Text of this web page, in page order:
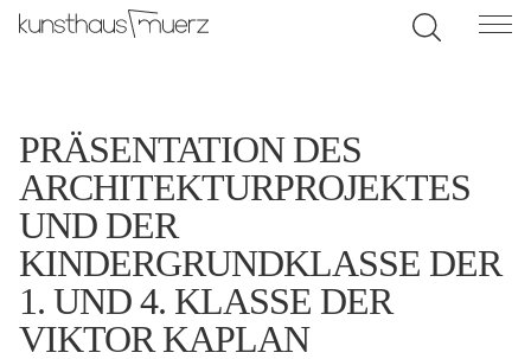
PRÄSENTATION DES
ARCHITEKTURPROJEKTES
UND DER
KINDERGRUNDKLASSE DER
1. UND 4. KLASSE DER
VIKTOR KAPLAN